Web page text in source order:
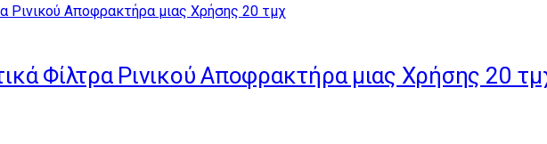
Φίλτρα Ρινικού Αποφρακτήρα μιας Xρήσης 20